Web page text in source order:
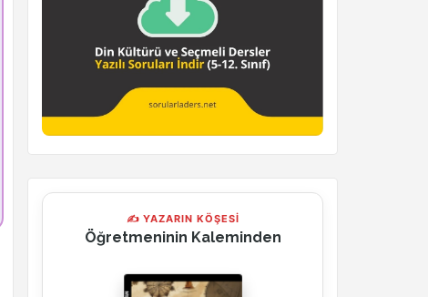
✍ YAZARIN KÖŞESİ
Öğretmeninin Kaleminden